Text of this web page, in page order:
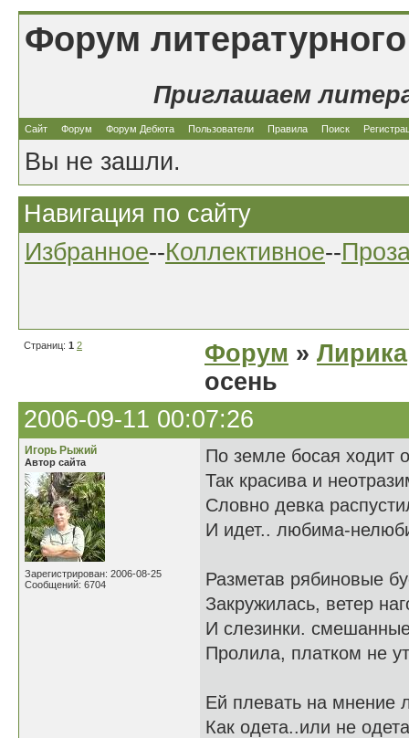
Форум
Приглашаем
Сайт Форум Форум Дебюта Пользователи Правила Поиск
Вы не зашли.
Навигация по сайту
Избранное--Коллективное--
Страниц: 1 2 Форум » Лирика
осень
2006-09-11 00:07:26
Игорь Рыжий
Автор сайта
Зарегистрирован: 2006-08-25
Сообщений: 6704
По земле босая ходит
Так красива и
Словно девка
И идет.. любима-
Разметав рябиновые
Закружилась, ветер
И слезинки.
Пролила, платком не
Ей плевать на мнение
Как одета..или не